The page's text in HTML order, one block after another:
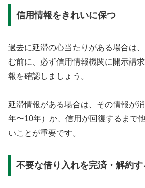
信用情報をきれいに保つ
過去に延滞の心当たりがある場合は
む前に、必ず信用情報機関に開示請
報を確認しましょう。
延滞情報がある場合は、その情報が
年〜10年）か、信用が回復するまで
いことが重要です。
不要な借り入れを完済・解約す